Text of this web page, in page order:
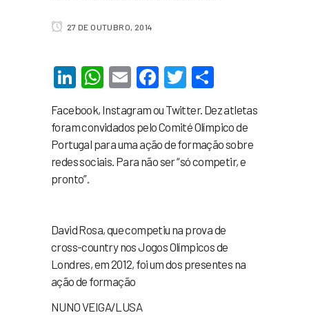
27 DE OUTUBRO, 2014
LinkedIn
WhatsApp
EmailFacebook
Twitter
Facebook, Instagram ou Twitter. Dez atletas
foram convidados pelo Comité Olímpico de
Portugal para uma ação de formação sobre
redes sociais. Para não ser “só competir, e
pronto”.
David Rosa, que competiu na prova de
cross-country nos Jogos Olímpicos de
Londres, em 2012, foi um dos presentes na
ação de formação
NUNO VEIGA/LUSA